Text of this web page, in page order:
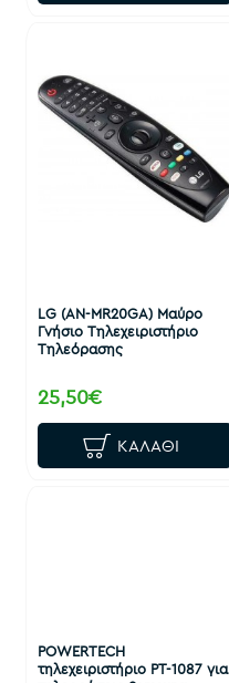
LG (AN-MR20GA) Μαύρο
Γνήσιο Τηλεχειριστήριο
Τηλεόρασης
25,50€
ΚΑΛΆΘΙ
POWERTECH
τηλεχειριστήριο PT-1087 για